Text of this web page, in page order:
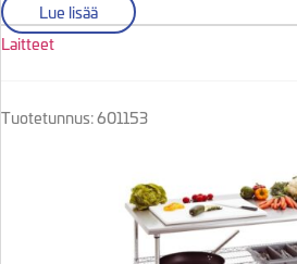
Lue lisää
Laitteet
Tuotetunnus: 601153